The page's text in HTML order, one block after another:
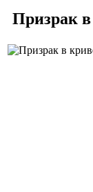
Призрак в